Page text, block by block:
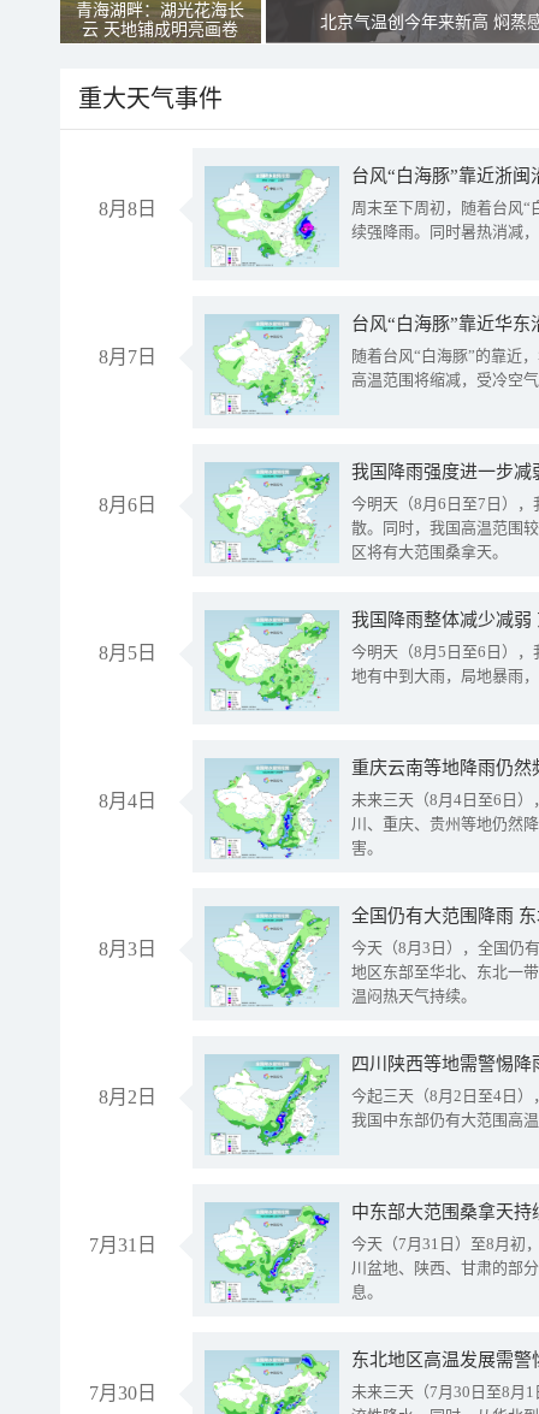
青海湖畔：湖光花海长
云 天地铺成明亮画卷
北京气温创今年来新高 焖蒸
重大天气事件
8月8日
台风“白海豚”靠近浙
周末至下周初，随着台风“
续强降雨。同时暑热消减
8月7日
台风“白海豚”靠近华
随着台风“白海豚”的靠近
高温范围将缩减，受冷空
8月6日
今明天（8月6日至7日）
散。同时，我国高温范围
区将有大范围桑拿天。
8月5日
我国降雨整体减少减弱
今明天（8月5日至6日）
地有中到大雨，局地暴雨
8月4日
重庆云南等地降雨仍然
未来三天（8月4日至6日
川、重庆、贵州等地仍然
害。
8月3日
全国仍有大范围降雨
今天（8月3日），全国仍
地区东部至华北、东北一
温闷热天气持续。
8月2日
今起三天（8月2日至4日
我国中东部仍有大范围高
7月31日
中东部大范围桑拿天
今天（7月31日）至8月初
川盆地、陕西、甘肃的部
息。
7月30日
东北地区高温发展需
未来三天（7月30日至8月